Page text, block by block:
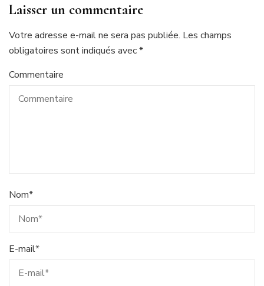
Laisser un commentaire
Votre adresse e-mail ne sera pas publiée. Les champs
obligatoires sont indiqués avec*
Commentaire
Nom*
E-mail*